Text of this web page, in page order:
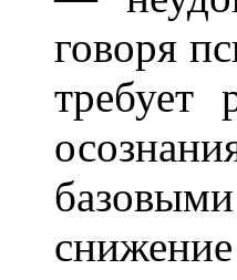
говоря
требует